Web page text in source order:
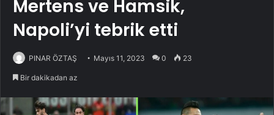
Mertens ve Hamsik,
Napoli’yi tebrik etti
PINAR ÖZTAŞ Mayıs 11, 2023 0 23
Bir dakikadan az